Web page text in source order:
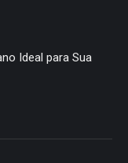
Ideal para Sua